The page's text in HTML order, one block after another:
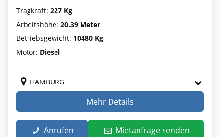
Tragkraft: 227 Kg
Arbeitshöhe: 20.39 Meter
Betriebsgewicht: 10480 Kg
Motor: Diesel
HAMBURG
Mehr Details
Anrufen Mietanfrage senden